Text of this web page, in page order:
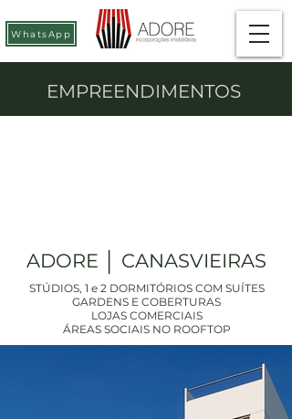
WhatsApp
EMPREENDIMENTOS
ADORE │ CANASVIEIRAS
STÚDIOS, 1 e 2 DORMITÓRIOS COM SUÍTES
GARDENS E COBERTURAS
LOJAS COMERCIAIS
ÁREAS SOCIAIS NO ROOFTOP